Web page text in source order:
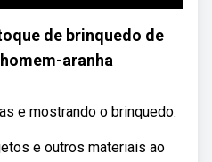
de brinquedo de
aranha
e mostrando o brinquedo.
e outros materiais ao